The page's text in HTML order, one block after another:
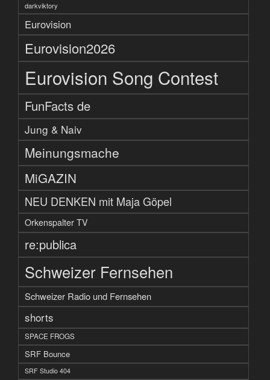
darkviktory
Eurovision
Eurovision2026
Eurovision Song Contest
FunFacts de
Jung & Naiv
Meinungsmache
MiGAZIN
NEU DENKEN mit Maja Göpel
Orkenspalter TV
re:publica
Schweizer Fernsehen
Schweizer Radio und Fernsehen
shorts
SPACE FROGS
SRF Bounce
SRF Studio 404